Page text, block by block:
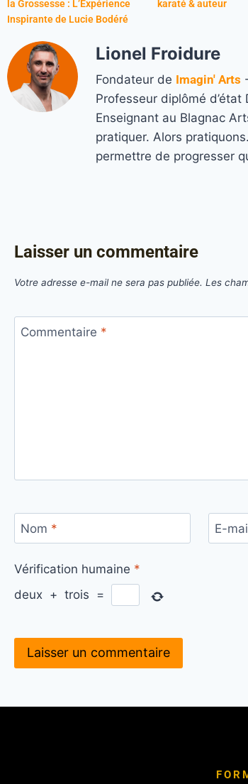
la Grossesse : L’Expérience
Inspirante de Lucie Bodéré
karaté & auteur
Lionel Froidure
Fondateur de Imagin' Arts
Professeur diplômé
Enseignant au Blagnac
pratiquer. Alors
permettre de progresser
Laisser un commentaire
Votre adresse e-mail ne sera pas publiée. Les
Commentaire *
Nom * E-
Vérification humaine *
deux + trois =